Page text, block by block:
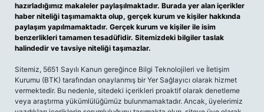
hazırladığımız makaleler paylaşılmaktadır. Burada yer alan içerikler
haber niteliği taşımamakta olup, gerçek kurum ve kişiler hakkında
paylaşım yapılmamaktadır. Gerçek kurum ve kişiler ile isim
benzerlikleri tamamen tesadüfidir. Sitemizdeki bilgiler taslak
halindedir ve tavsiye niteliği taşımazlar.
Sitemiz, 5651 Sayılı Kanun gereğince Bilgi Teknolojileri ve İletişim
Kurumu (BTK) tarafından onaylanmış bir Yer Sağlayıcı olarak hizmet
vermektedir. Bu nedenle, sitedeki içerikleri proaktif olarak denetleme
veya araştırma yükümlülüğümüz bulunmamaktadır. Ancak, üyelerimiz